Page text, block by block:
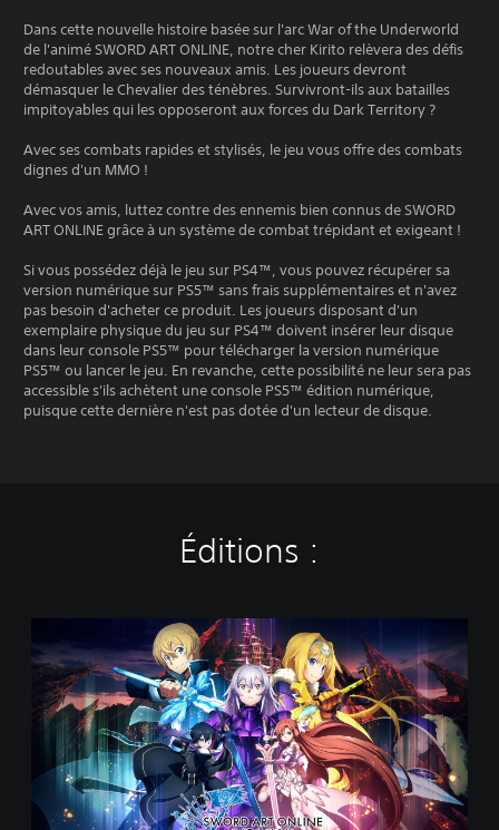
Dans cette nouvelle histoire basée sur l'arc War of the Underworld
de l'animé SWORD ART ONLINE, notre cher Kirito relèvera des défis
redoutables avec ses nouveaux amis. Les joueurs devront
démasquer le Chevalier des ténèbres. Survivront-ils aux batailles
impitoyables qui les opposeront aux forces du Dark Territory ?
Avec ses combats rapides et stylisés, le jeu vous offre des combats
dignes d'un MMO !
Avec vos amis, luttez contre des ennemis bien connus de SWORD
ART ONLINE grâce à un système de combat trépidant et exigeant !
Si vous possédez déjà le jeu sur PS4™, vous pouvez récupérer sa
version numérique sur PS5™ sans frais supplémentaires et n'avez
pas besoin d'acheter ce produit. Les joueurs disposant d'un
exemplaire physique du jeu sur PS4™ doivent insérer leur disque
dans leur console PS5™ pour télécharger la version numérique
PS5™ ou lancer le jeu. En revanche, cette possibilité ne leur sera pas
accessible s'ils achètent une console PS5™ édition numérique,
puisque cette dernière n'est pas dotée d'un lecteur de disque.
Éditions :
i
s